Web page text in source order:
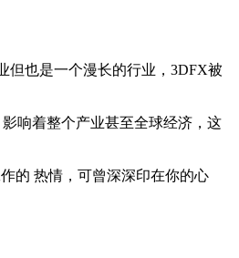
也是一个漫长的行业，3DFX被
响着整个产业甚至全球经济，这
的 热情，可曾深深印在你的心